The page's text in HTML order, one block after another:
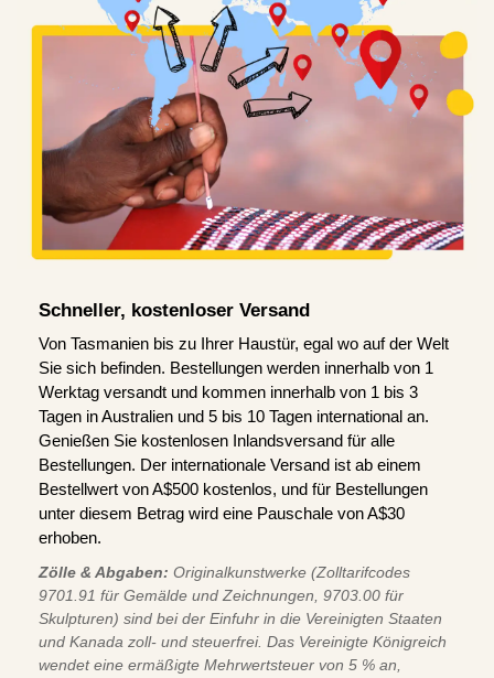
Schneller, kostenloser Versand
Von Tasmanien bis zu Ihrer Haustür, egal wo auf der Welt
Sie sich befinden. Bestellungen werden innerhalb von 1
Werktag versandt und kommen innerhalb von 1 bis 3
Tagen in Australien und 5 bis 10 Tagen international an.
Genießen Sie kostenlosen Inlandsversand für alle
Bestellungen. Der internationale Versand ist ab einem
Bestellwert von A$500 kostenlos, und für Bestellungen
unter diesem Betrag wird eine Pauschale von A$30
erhoben.
Zölle & Abgaben: Originalkunstwerke (Zolltarifcodes
9701.91 für Gemälde und Zeichnungen, 9703.00 für
Skulpturen) sind bei der Einfuhr in die Vereinigten Staaten
und Kanada zoll- und steuerfrei. Das Vereinigte Königreich
wendet eine ermäßigte Mehrwertsteuer von 5 % an,